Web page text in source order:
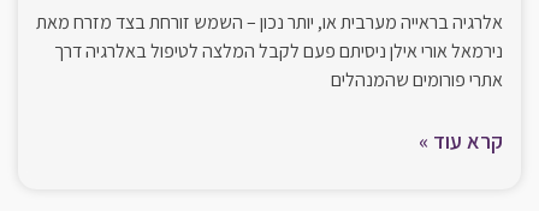
אלרגיה בראייה מערבית או, יותר נכון – השמש זורחת בצד מזרח מאת
נירמאל אורי אילן ניסיתם פעם לקבל המלצה לטיפול באלרגיה דרך
אתרי פורומים שהמנהלים
קרא עוד »